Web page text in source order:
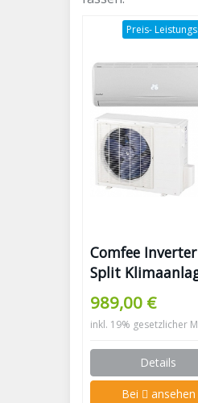
Preis-
Comfee Inverter
Split
989,00 €
inkl. 19% gesetzlicher
Details
Bei ansehen